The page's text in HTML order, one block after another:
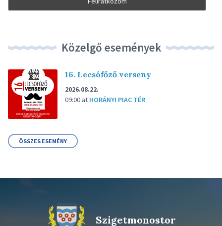
Közelgő események
16. Lecsófőző verseny
2026.08.22.
09:00 at HORÁNYI PIAC TÉR
ÖSSZES ESEMÉNY
Szigetmonostor